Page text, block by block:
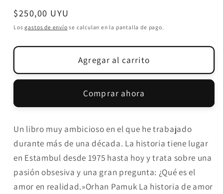
Precio
habitual
$250,00 UYU
Losgastos de envío se calculan en la pantalla de pago.
Agregar al carrito
Comprar ahora
Un libro muy ambicioso en el que he trabajado
durante más de una década. La historia tiene lugar
en Estambul desde 1975 hasta hoy y trata sobre una
pasión obsesiva y una gran pregunta: ¿Qué es el
amor en realidad.»Orhan Pamuk La historia de amor